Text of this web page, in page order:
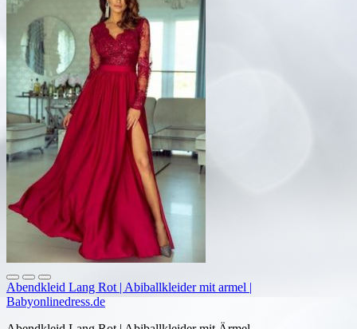
Abendkleid Lang Rot | Abiballkleider mit armel |
Babyonlinedress.de